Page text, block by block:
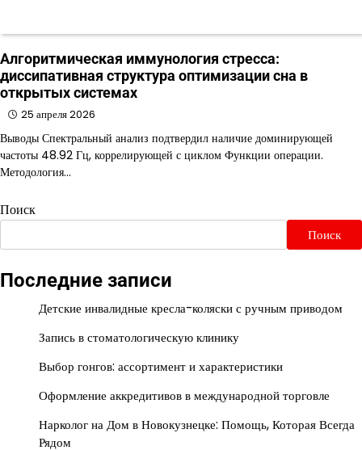
Алгоритмическая иммунология стресса:
диссипативная структура оптимизации сна в
открытых системах
25 апреля 2026
Выводы Спектральный анализ подтвердил наличие доминирующей
частоты 48.92 Гц, коррелирующей с циклом Функции операции.
Методология…
Поиск
Поиск
Последние записи
Детские инвалидные кресла-коляски с ручным приводом
Запись в стоматологическую клинику
Выбор гонгов: ассортимент и характеристики
Оформление аккредитивов в международной торговле
Нарколог на Дом в Новокузнецке: Помощь, Которая Всегда
Рядом